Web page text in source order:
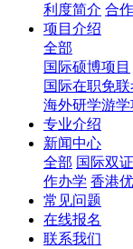
利度简介 合
项目介绍
全部
国际硕博项目
国际在职免联
海外研学游学
专业介绍
新闻中心
全部 国际双
作办学 香港
常见问题
在线报名
联系我们